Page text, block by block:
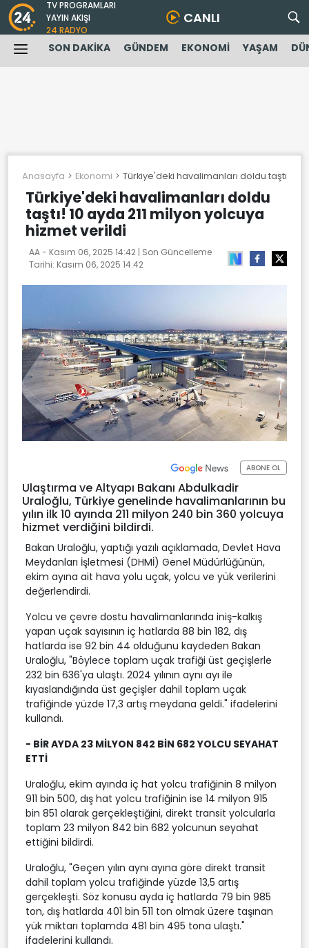
TV PROGRAMLARI
YAYIN AKIŞI
24 RADYO
CANLI
SON DAKİKA GÜNDEM EKONOMİ YAŞAM
Anasayfa Ekonomi Türkiye'deki havalimanları doldu taştı! 10
Türkiye'deki havalimanları doldu
taştı! 10 ayda 211 milyon yolcuya
hizmet verildi
AA - Kasım 06, 2025 14:42 | Son Güncelleme
Tarihi: Kasım 06, 2025 14:42
ABONE OL
Ulaştırma ve Altyapı Bakanı Abdulkadir
Uraloğlu, Türkiye genelinde havalimanlarının bu
yılın ilk 10 ayında 211 milyon 240 bin 360 yolcuya
hizmet verdiğini bildirdi.
Bakan Uraloğlu, yaptığı yazılı açıklamada, Devlet Hava
Meydanları İşletmesi (DHMİ) Genel Müdürlüğünün,
ekim ayına ait hava yolu uçak, yolcu ve yük verilerini
değerlendirdi.
Yolcu ve çevre dostu havalimanlarında iniş-kalkış
yapan uçak sayısının iç hatlarda 88 bin 182, dış
hatlarda ise 92 bin 44 olduğunu kaydeden Bakan
Uraloğlu, "Böylece toplam uçak trafiği üst geçişlerle
232 bin 636'ya ulaştı. 2024 yılının aynı ayı ile
kıyaslandığında üst geçişler dahil toplam uçak
trafiğinde yüzde 17,3 artış meydana geldi." ifadelerini
kullandı.
- BİR AYDA 23 MİLYON 842 BİN 682 YOLCU SEYAHAT
ETTİ
Uraloğlu, ekim ayında iç hat yolcu trafiğinin 8 milyon
911 bin 500, dış hat yolcu trafiğinin ise 14 milyon 915
bin 851 olarak gerçekleştiğini, direkt transit yolcularla
toplam 23 milyon 842 bin 682 yolcunun seyahat
ettiğini bildirdi.
Uraloğlu, "Geçen yılın aynı ayına göre direkt transit
dahil toplam yolcu trafiğinde yüzde 13,5 artış
gerçekleşti. Söz konusu ayda iç hatlarda 79 bin 985
ton, dış hatlarda 401 bin 511 ton olmak üzere taşınan
yük miktarı toplamda 481 bin 495 tona ulaştı."
ifadelerini kullandı.